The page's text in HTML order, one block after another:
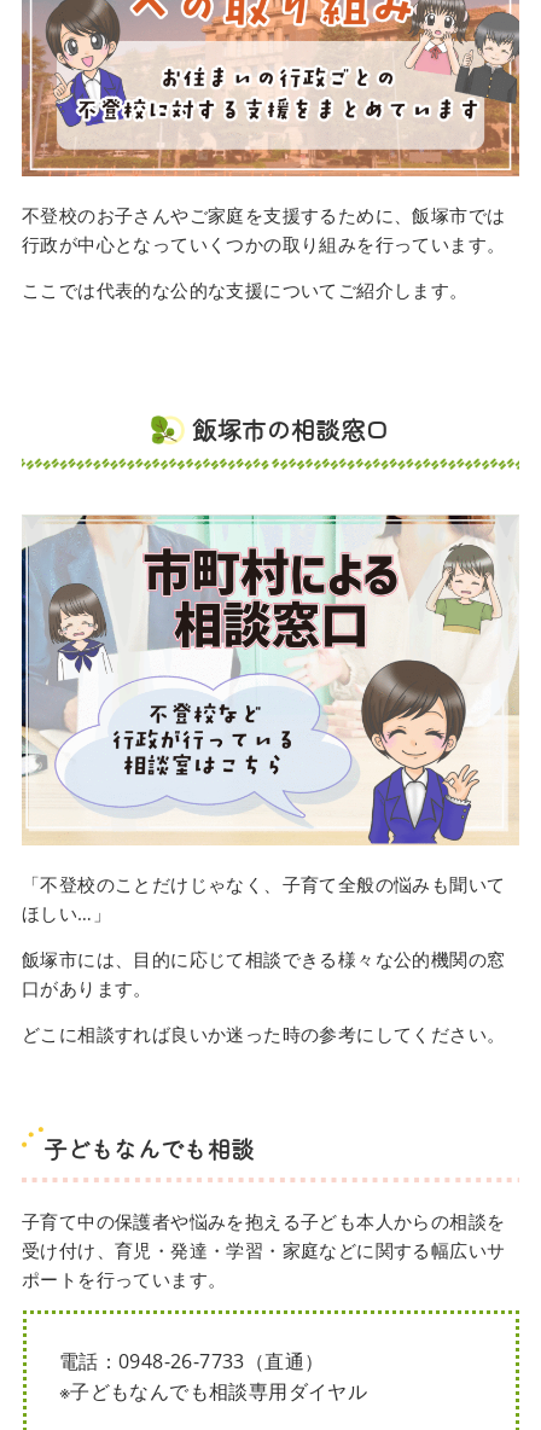
不登校のお子さんやご家庭を支援するために、飯塚市では
行政が中心となっていくつかの取り組みを行っています。
ここでは代表的な公的な支援についてご紹介します。
飯塚市の相談窓口
「不登校のことだけじゃなく、子育て全般の悩みも聞いて
ほしい…」
飯塚市には、目的に応じて相談できる様々な公的機関の窓
口があります。
どこに相談すれば良いか迷った時の参考にしてください。
子どもなんでも相談
子育て中の保護者や悩みを抱える子ども本人からの相談を
受け付け、育児・発達・学習・家庭などに関する幅広いサ
ポートを行っています。
電話：0948-26-7733（直通）
※子どもなんでも相談専用ダイヤル